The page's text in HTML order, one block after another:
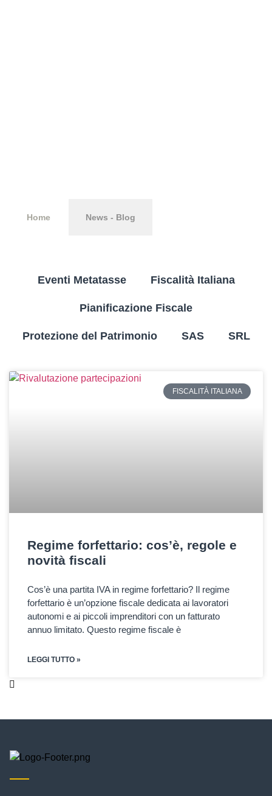
Home News - Blog
Eventi Metatasse Fiscalità Italiana
Pianificazione Fiscale
Protezione del Patrimonio SAS SRL
FISCALITÀ ITALIANA
Regime forfettario: cos’è, regole e
novità fiscali
Cos’è una partita IVA in regime forfettario? Il regime
forfettario è un’opzione fiscale dedicata ai lavoratori
autonomi e ai piccoli imprenditori con un fatturato
annuo limitato. Questo regime fiscale è
LEGGI TUTTO »